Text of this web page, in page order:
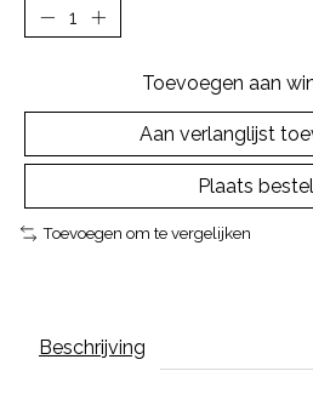
Toevoegen aan
Aan verlanglijst
Plaats
Toevoegen om te vergelijken
Beschrijving